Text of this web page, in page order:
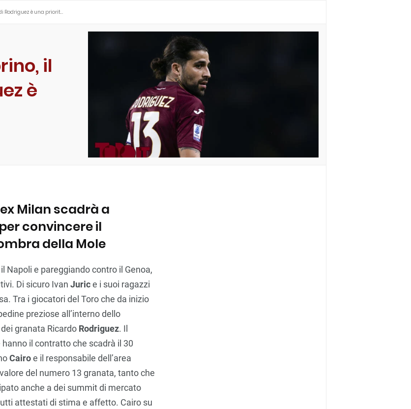
Rodriguez è una priorit…
il
è
Milan scadrà a
convincere il
della Mole
Napoli e pareggiando contro il Genoa,
Di sicuro Ivan Jurice i suoi ragazzi
Tra i giocatori del Toro che da inizio
preziose all’interno dello
granata Ricardo Rodriguez. Il
il contratto che scadrà il 30
Cairoe il responsabile dell’area
del numero 13 granata, tanto che
anche a dei summit di mercato
attestati di stima e affetto. Cairo su